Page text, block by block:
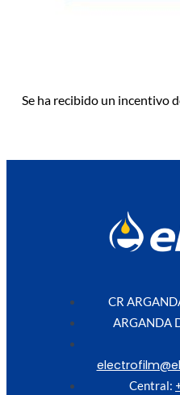
Se ha recibido un incentivo
CR
ARGANDA
Central: